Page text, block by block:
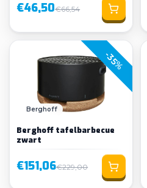
€46,50€66,54
-35%
Berghoff
Berghoff tafelbarbecue
zwart
€151,06€229,00